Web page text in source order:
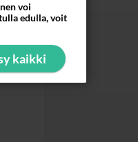
voi
edulla, voit
kaikki